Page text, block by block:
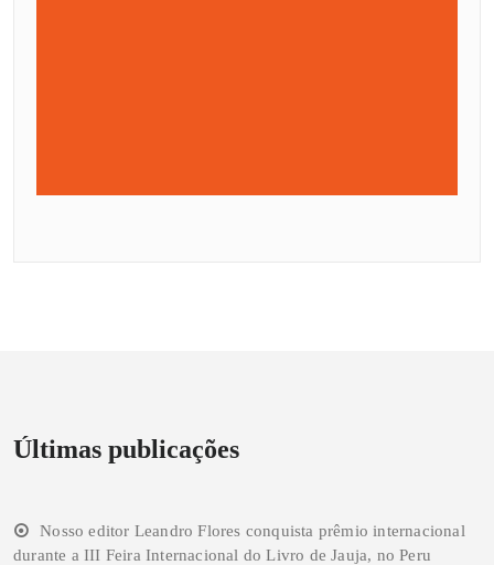
Últimas publicações
Nosso editor Leandro Flores conquista prêmio internacional
durante a III Feira Internacional do Livro de Jauja, no Peru